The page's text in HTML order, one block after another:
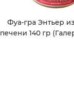
Фуа-гра Энтьер
печени 140 гр